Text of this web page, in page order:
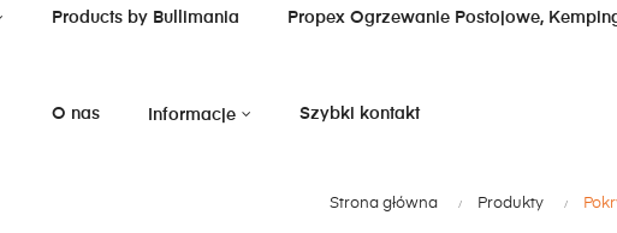
Products by Bullimania Propex Ogrzewanie Postojowe,
O nas Informacje Szybki kontakt
Strona główna Produkty